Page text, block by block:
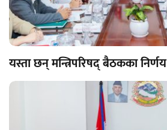
यस्ता छन् मन्त्रिपरिषद् बैठकका निर्णय